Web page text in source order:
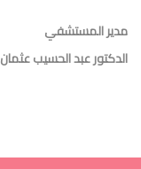
مدير المستشفي
الدكتور عبد الحسيب عثمان